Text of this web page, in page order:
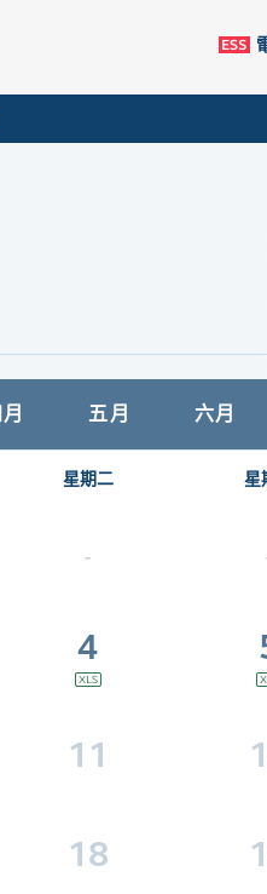
五月 六月
星期二 星
-
4
11
18